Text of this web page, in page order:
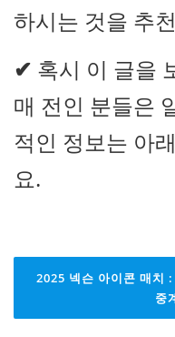
하시는 것을 추
✔ 혹시 이 글을
매 전인 분들은
적인 정보는 아
요.
2025 넥슨 아이콘 매치
중